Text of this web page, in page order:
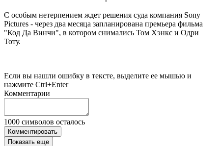
С особым нетерпением ждет решения суда компания Sony
Pictures - через два месяца запланирована премьера фильма
"Код Да Винчи", в котором снимались Том Хэнкс и Одри
Тоту.
Если вы нашли ошибку в тексте, выделите ее мышью и
нажмите Ctrl+Enter
Комментарии
1000 символов осталось
Комментировать
Показать еще